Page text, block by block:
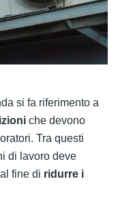
si fa riferimento a
che devono
Tra questi
di lavoro deve
fine di ridurre i